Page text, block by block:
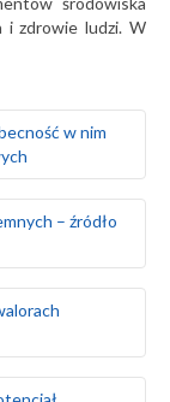
i zdrowie ludzi. W
w nim
w rejonie
magazyny
wojskowe
– źródło
wód
obszary